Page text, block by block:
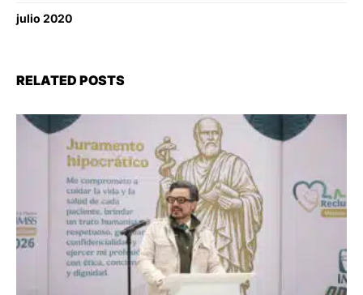
julio 2020
RELATED POSTS